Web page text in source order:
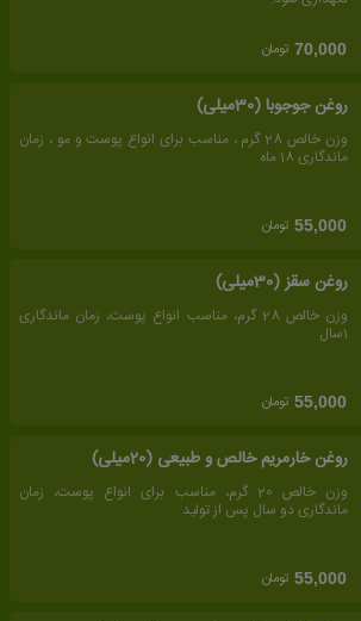
70,000 تومان
روغن جوجوبا (30میلی)
وزن خالص 28 گرم ، مناسب برای انواع پوست و مو ، زمان
ماندگاری 18 ماه
55,000 تومان
روغن سقز (30میلی)
وزن خالص 28 گرم، مناسب انواع پوست، زمان ماندگاری
1سال
55,000 تومان
روغن خارمریم خالص و طبیعی (20میلی)
وزن خالص 20 گرم، مناسب برای انواع پوست، زمان
ماندگاری دو سال پس از تولید
55,000 تومان